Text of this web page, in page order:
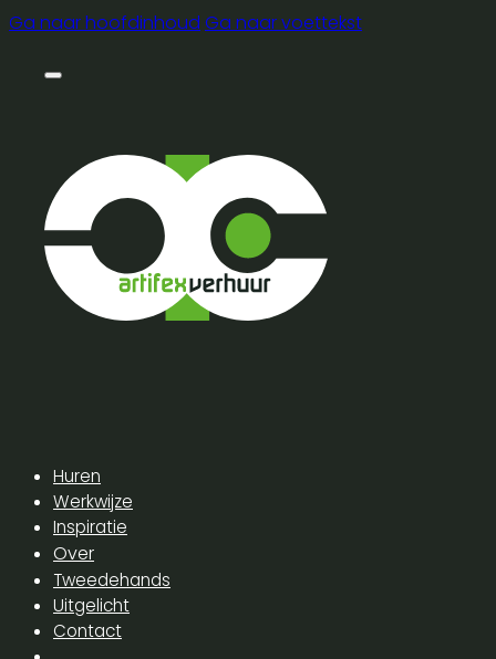
Ga naar hoofdinhoud Ga naar voettekst
Huren
Werkwijze
Inspiratie
Over
Tweedehands
Uitgelicht
Contact